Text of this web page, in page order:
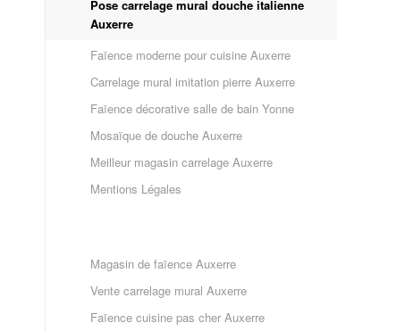
Pose carrelage mural douche italienne
Auxerre
Faïence moderne pour cuisine Auxerre
Carrelage mural imitation pierre Auxerre
Faïence décorative salle de bain Yonne
Mosaïque de douche Auxerre
Meilleur magasin carrelage Auxerre
Mentions Légales
Magasin de faïence Auxerre
Vente carrelage mural Auxerre
Faïence cuisine pas cher Auxerre